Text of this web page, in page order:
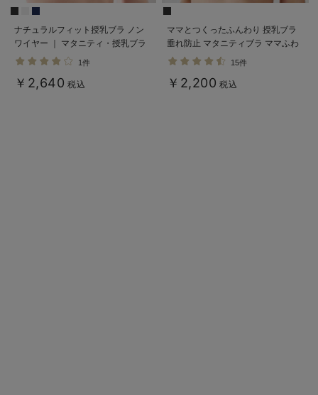
ナチュラルフィット授乳ブラ ノン
ワイヤー ｜ マタニティ・授乳ブラ
1件
￥2,640 税込
ママとつくったふんわり 授乳ブラ
垂れ防止 マタニティブラ ママふわ
ブラ ｜ マタニティブラ
15件
￥2,200 税込